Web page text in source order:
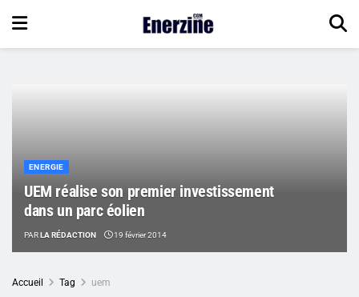
ENERGIE
UEM réalise son premier investissement
dans un parc éolien
PARLA RÉDACTION 19 février 2014
Accueil Tag uem